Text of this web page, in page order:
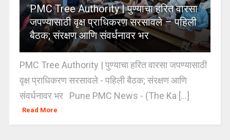
PMC Tree Authority | पुण्याचा हरित वारसा
जपण्यासाठी वृक्ष प्राधिकरण सरसावले – पहिली
बैठक; संरक्षण आणि संवर्धनावर भर
PMC Tree Authority | पुण्याचा हरित वारसा जपण्यासाठी
वृक्ष प्राधिकरण सरसावले - पहिली बैठक; संरक्षण आणि
संवर्धनावर भर Pune PMC News - (The Ka [...]
Read More